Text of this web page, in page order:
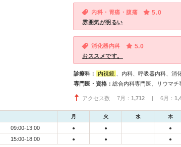
内科・胃痛・腹痛 5.0
雰囲気が明るい
消化器内科 5.0
おススメです。
診療科： 内視鏡
、内科、呼吸器内科、消
専門医・資格：
アクセス数 7月： 1,712 | 6月：
月 火 水 木
09:00-13:00 ● ● ●
15:00-18:00
● ● ●